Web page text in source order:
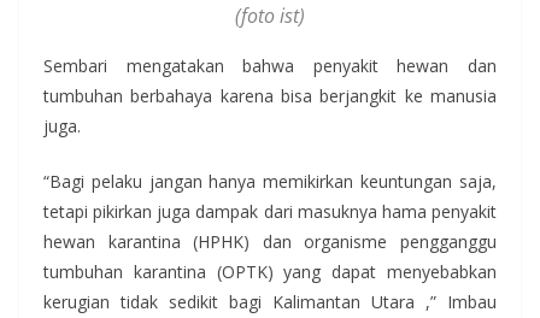
(foto ist)
Sembari mengatakan bahwa penyakit hewan dan
tumbuhan berbahaya karena bisa berjangkit ke manusia
juga.
“Bagi pelaku jangan hanya memikirkan keuntungan saja,
tetapi pikirkan juga dampak dari masuknya hama penyakit
hewan karantina (HPHK) dan organisme pengganggu
tumbuhan karantina (OPTK) yang dapat menyebabkan
kerugian tidak sedikit bagi Kalimantan Utara ,” Imbau